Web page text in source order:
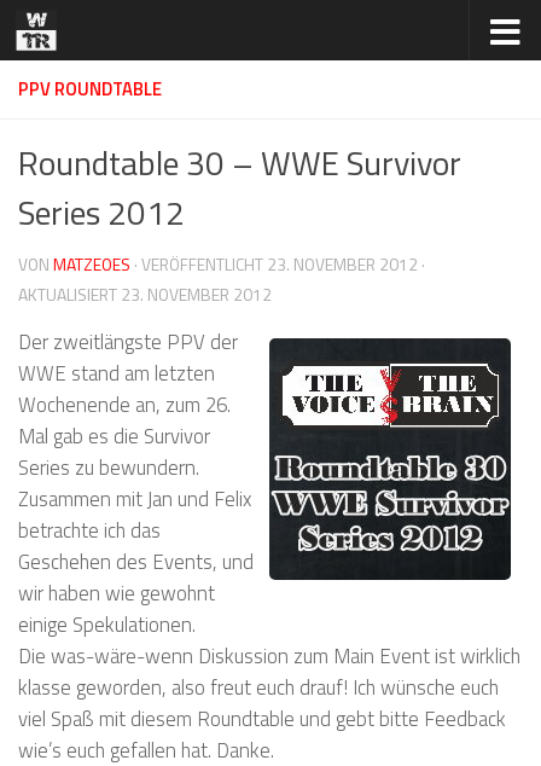
Zum Inhalt springen
PPV ROUNDTABLE
Roundtable 30 – WWE Survivor
Series 2012
VONMATZEOES · VERÖFFENTLICHT23. NOVEMBER 2012 ·
AKTUALISIERT23. NOVEMBER 2012
Der zweitlängste PPV der
WWE stand am letzten
Wochenende an, zum 26.
Mal gab es die Survivor
Series zu bewundern.
Zusammen mit Jan und Felix
betrachte ich das
Geschehen des Events, und
wir haben wie gewohnt
einige Spekulationen.
Die was-wäre-wenn Diskussion zum Main Event ist wirklich
klasse geworden, also freut euch drauf! Ich wünsche euch
viel Spaß mit diesem Roundtable und gebt bitte Feedback
wie’s euch gefallen hat. Danke.